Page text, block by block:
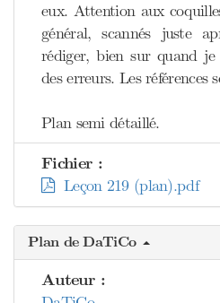
eux. Attention aux
général, scannés juste
rédiger, bien sur quand
des erreurs. Les références
Plan semi détaillé.
Fichier :
Leçon 219 (plan).pdf
Plan de DaTiCo
Auteur :